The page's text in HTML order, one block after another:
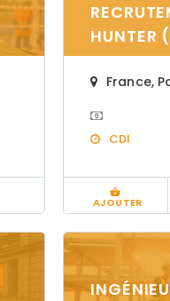
HUNTER
France,
CDI
AJOUTER